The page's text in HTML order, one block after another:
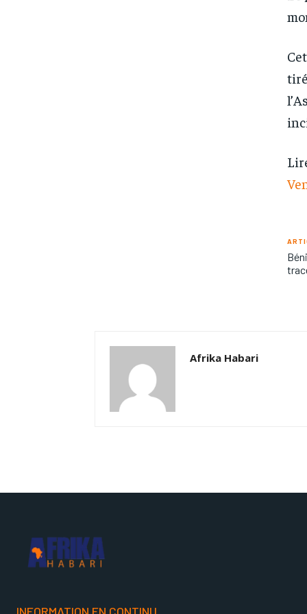
Afrika Habari
INFORMATION EN CONTINU